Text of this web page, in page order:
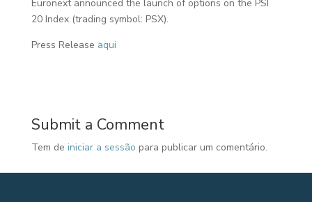
Euronext announced the launch of options on the PSI
20 Index (trading symbol: PSX).
Press Release aqui
Submit a Comment
Tem de iniciar a sessão para publicar um comentário.